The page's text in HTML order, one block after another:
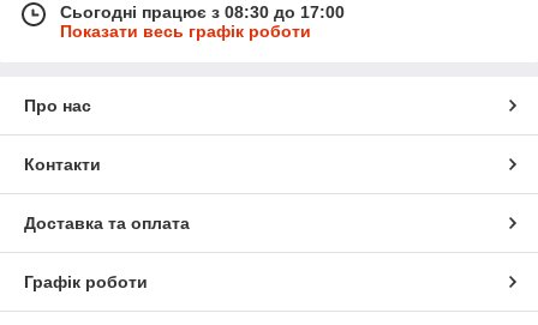
Сьогодні працює з 08:30 до 17:00
Показати весь графік роботи
Про нас
Контакти
Доставка та оплата
Графік роботи